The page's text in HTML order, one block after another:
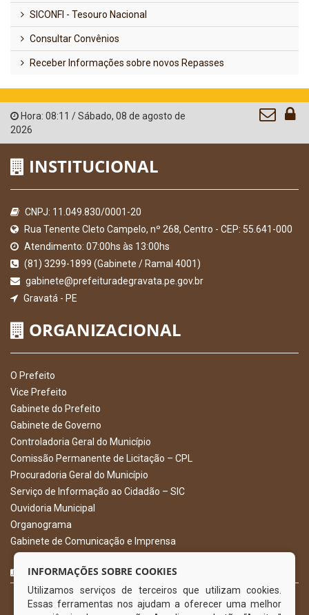
SICONFI - Tesouro Nacional
Consultar Convênios
Receber Informações sobre novos Repasses
Hora: 08:11 /Sábado, 08 de agosto de
2026
INSTITUCIONAL
CNPJ: 11.049.830/0001-20
Rua Tenente Cleto Campelo, nº 268, Centro - CEP: 55.641-000
Atendimento: 07:00hs às 13:00hs
(81) 3299-1899 (Gabinete / Ramal 4001)
gabinete@prefeituradegravata.pe.gov.br
Gravatá - PE
ORGANIZACIONAL
O Prefeito
Vice Prefeito
Gabinete do Prefeito
Gabinete de Governo
Controladoria Geral do Município
Comissão Permanente de Licitação – CPL
Procuradoria Geral do Município
Serviço de Informação ao Cidadão – SIC
Ouvidoria Municipal
Organograma
Gabinete de Comunicação e Imprensa
CURTA NOSSA FAN PAGE
INFORMAÇÕES SOBRE COOKIES
Utilizamos serviços de terceiros que utilizam cookies.
Essas ferramentas nos ajudam a oferecer uma melhor